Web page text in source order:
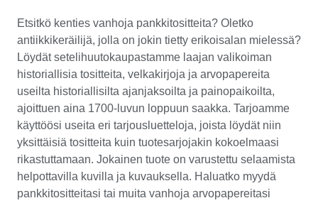
Etsitkö kenties vanhoja pankkitositteita? Oletko
antiikkikeräilijä, jolla on jokin tietty erikoisalan mielessä?
Löydät setelihuutokaupastamme laajan valikoiman
historiallisia tositteita, velkakirjoja ja arvopapereita
useilta historiallisilta ajanjaksoilta ja painopaikoilta,
ajoittuen aina 1700-luvun loppuun saakka. Tarjoamme
käyttöösi useita eri tarjousluetteloja, joista löydät niin
yksittäisiä tositteita kuin tuotesarjojakin kokoelmaasi
rikastuttamaan. Jokainen tuote on varustettu selaamista
helpottavilla kuvilla ja kuvauksella. Haluatko myydä
pankkitositteitasi tai muita vanhoja arvopapereitasi